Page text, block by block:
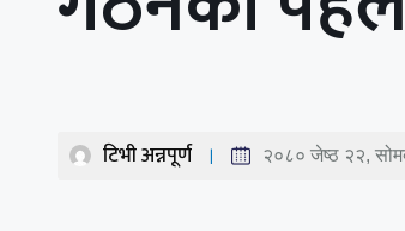
टिभी अन्नपूर्ण २०८० जेष्ठ २२,